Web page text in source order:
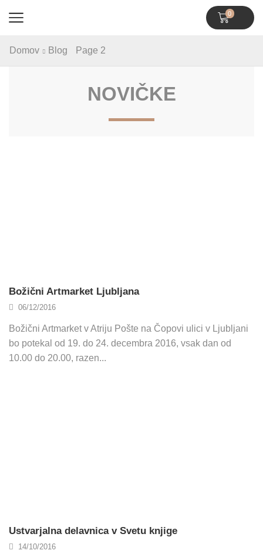
0
Domov Blog Page 2
NOVIČKE
Božični Artmarket Ljubljana
06/12/2016
Božični Artmarket v Atriju Pošte na Čopovi ulici v Ljubljani
bo potekal od 19. do 24. decembra 2016, vsak dan od
10.00 do 20.00, razen...
Ustvarjalna delavnica v Svetu knjige
14/10/2016